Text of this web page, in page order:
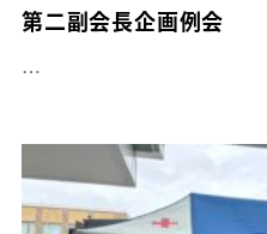
第二副会長企画例会
…